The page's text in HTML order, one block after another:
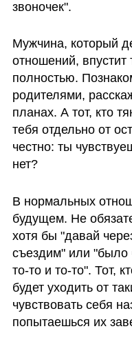
звоночек".
Мужчина, который
отношений,
полностью.
родителями,
планах. А тот, кто
тебя отдельно от
честно: ты
нет?
В нормальных
будущем. Не
хотя бы "давай
съездим" или "было
то-то и то-то". Тот,
будет уходить от
чувствовать себя
попытаешься их